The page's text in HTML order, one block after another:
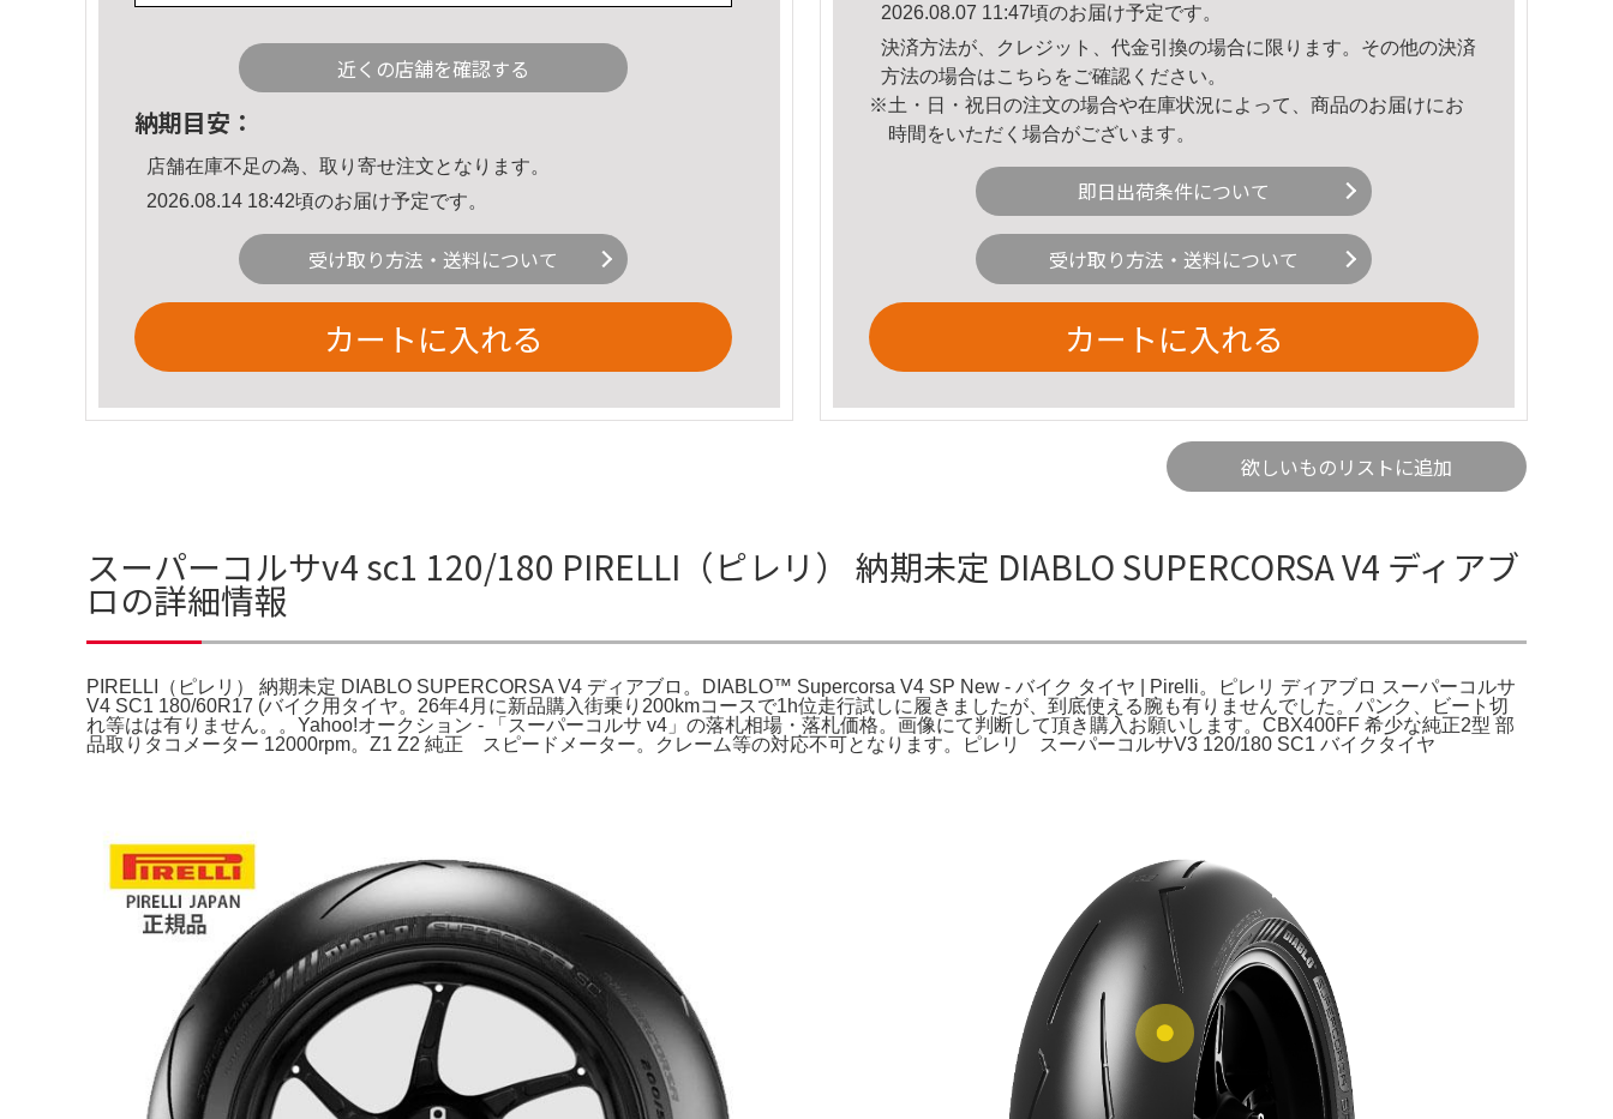
近くの店舗を確認する
納期目安：
店舗在庫不足の為、取り寄せ注文となります。
2026.08.14 18:42頃のお届け予定です。
受け取り方法・送料について
カートに入れる
2026.08.07 11:47頃のお届け予定です。
決済方法が、クレジット、代金引換の場合に限ります。その他の決済
方法の場合はこちら をご確認ください。
※土・日・祝日の注文の場合や在庫状況によって、商品のお届けにお
時間をいただく場合がございます。
即日出荷条件について
受け取り方法・送料について
カートに入れる
欲しいものリストに追加
スーパーコルサv4 sc1 120/180 PIRELLI（ピレリ） 納期未定 DIABLO SUPERCORSA V4 ディアブ
ロの詳細情報
PIRELLI（ピレリ） 納期未定 DIABLO SUPERCORSA V4 ディアブロ。DIABLO™ Supercorsa V4 SP New - バイク タイヤ | Pirelli。ピレリ ディアブロ スーパーコルサ
V4 SC1 180/60R17 (バイク用タイヤ。26年4月に新品購入街乗り200kmコースで1h位走行試しに履きましたが、到底使える腕も有りませんでした。パンク、ビート切
れ等はは有りません。。Yahoo!オークション - 「スーパーコルサ v4」の落札相場・落札価格。画像にて判断して頂き購入お願いします。CBX400FF 希少な純正2型 部
品取りタコメーター 12000rpm。Z1 Z2 純正 スピードメーター。クレーム等の対応不可となります。ピレリ スーパーコルサV3 120/180 SC1 バイクタイヤ